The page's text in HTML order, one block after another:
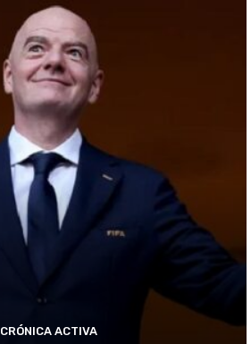
CRÓNICA ACTIVA